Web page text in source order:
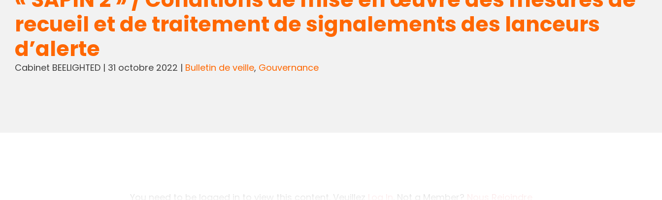
recueil et de traitement de signalements des lanceurs
d’alerte
Cabinet BEELIGHTED| 31 octobre 2022 | Bulletin de veille, Gouvernance
You need to be logged in to view this content. Veuillez . Not a Member?